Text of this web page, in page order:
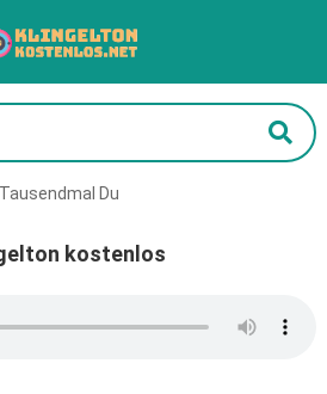
Tausendmal Du
kostenlos